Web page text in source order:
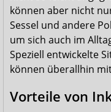
können aber nicht
Sessel und andere
um sich auch im
Speziell entwickelte
können überallhin
Vorteile von